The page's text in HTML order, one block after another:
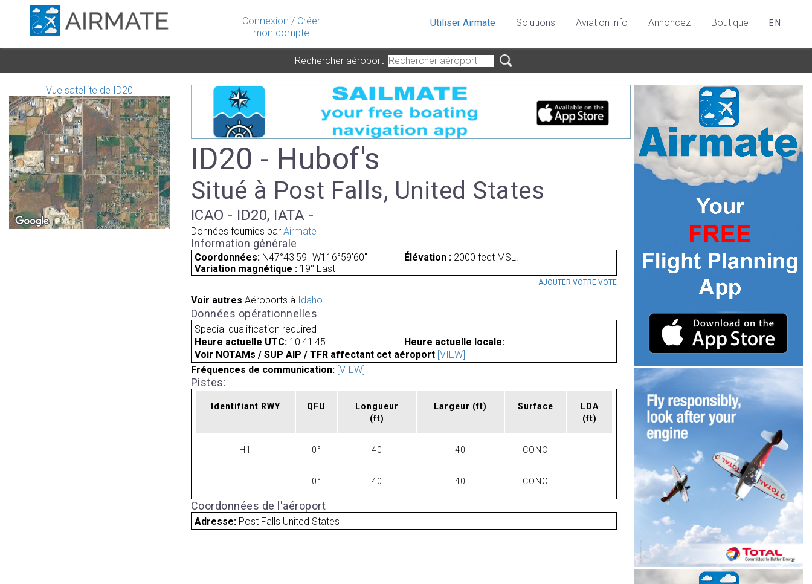
Connexion / Créer
mon compte
Utiliser Airmate Solutions Aviation info Annoncez Boutique EN
Rechercher aéroport
Vue satellite de ID20
ID20 - Hubof's
Situé à Post Falls, United States
ICAO - ID20, IATA -
Données fournies par Airmate
Information générale
Coordonnées: N47°43'59" W116°59'60" Élévation :2000 feet MSL.
Variation magnétique : 19° East
AJOUTER VOTRE VOTE
Voir autres Aéroports à Idaho
Données opérationnelles
Special qualification required
Heure actuelle UTC: 10:41:45
Heure actuelle locale:
Voir NOTAMs / SUP AIP / TFR affectant cet aéroport [VIEW]
Fréquences de communication: [VIEW]
Pistes:
Identifiant RWY QFU
Longueur
(ft)
Largeur (ft) Surface
LDA
(ft)
H1 0° 40 40 CONC
0° 40 40 CONC
Coordonnées de l'aéroport
Adresse: Post Falls United States